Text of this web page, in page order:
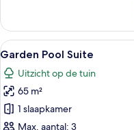
View
Suite
Alle
foto's
voor
Garden
Pool
Suite
9
Garden Pool Suite
Uitzicht op de tuin
65 m²
1 slaapkamer
Max. aantal: 3